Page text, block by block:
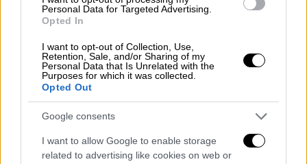
Personal Data for Targeted Advertising.
Opted In
I want to opt-out of Collection, Use,
Retention, Sale, and/or Sharing of my
Personal Data that Is Unrelated with the
Purposes for which it was collected.
Opted Out
Google consents
I want to allow Google to enable storage
related to advertising like cookies on web or
Φέτος υποφέραμε πολύ, αλλά είχαμε πίστη,
μέρα με τη μέρα. Εδώ είναι η οικογένειά μου,
μείναμε ενωμένοι, δουλέψαμε και πετύχαμε
κάτι ιστορικό. Ο Παναθηναϊκός για δώδεκα
χρόνια ήταν εκτός των μεγάλων στιγμών κι
αυτό που πετύχαμε ήταν κάτι απίστευτο.
μένα, είχε ένα όνειρο και το κάναμε